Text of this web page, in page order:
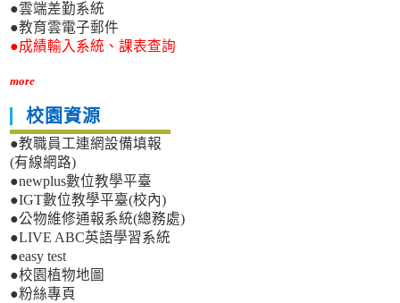
●雲端差勤系統
●教育雲電子郵件
●成績輸入系統、課表查詢
more
校園資源
●教職員工連網設備填報
(有線網路)
●newplus數位教學平臺
●IGT數位教學平臺(校內)
●公物維修通報系統(總務處)
●LIVE ABC英語學習系統
●easy test
●校園植物地圖
●粉絲專頁